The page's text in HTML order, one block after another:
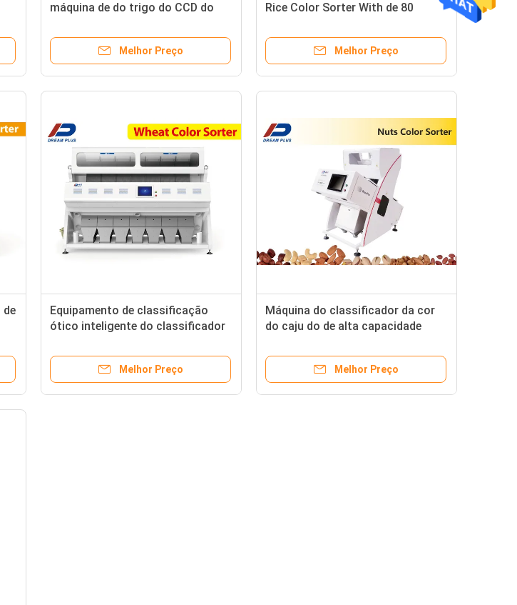
máquina de do trigo do CCD do
Melhor Preço
Rice Color Sorter With de 80
Melhor Preço
de
Equipamento de classificação
ótico inteligente do classificador
Melhor Preço
Máquina do classificador da cor
do caju do de alta capacidade
Melhor Preço